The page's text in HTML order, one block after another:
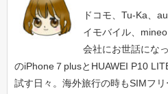
ドコモ、Tu-Ka、
イモバイル、
会社にお世話にな
のiPhone７plusとHUAWEI P10
試す日々。海外旅行の時もSIMフ